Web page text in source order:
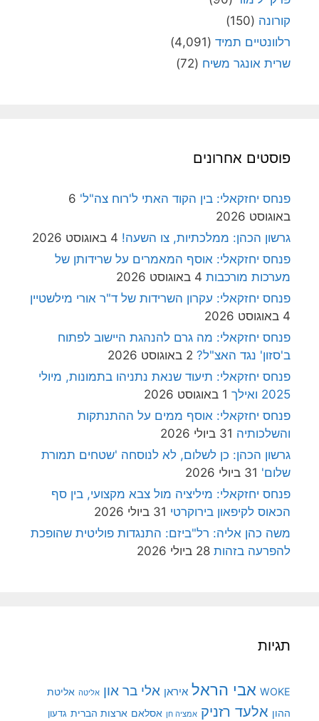
קורונה (150)
רלוונטיים תמיד (4,091)
שרית אונגר משיח (72)
פוסטים אחרונים
פנחס יחזקאלי: בין הקוד האתי ל'רוח צה"ל' 6
באוגוסט 2026
גרשון הכהן: ממלכתיות, צו השעה! 4 באוגוסט 2026
פנחס יחזקאלי: אוסף המאמרים על שרידותן של
מערכות מורכבות 4 באוגוסט 2026
פנחס יחזקאלי: עקרון השרידות של ד"ר אורי מילשטיין
4 באוגוסט 2026
פנחס יחזקאלי: מה גרם להנהגת היישוב לפתוח
ב'סזון' נגד האצ"ל? 2 באוגוסט 2026
פנחס יחזקאלי: תיעוד שנאת נתניהו בתמונות, מיולי
2025 ואילך
1 באוגוסט 2026
פנחס יחזקאלי: אוסף ממים על ההתנתקות
והשלכותיה 31 ביולי 2026
גרשון הכהן: כן לשלום, לא לנוסחה 'שטחים תמורת
שלום' 31 ביולי 2026
פנחס יחזקאלי: מיליציה מול צבא מקצועי, בין סף
הכאוס לקיפאון בירוקרטי 31 ביולי 2026
משה כהן אליה: רל"ביזם: התנגדות פוליטית שהופכת
להפרעה בזהות 28 ביולי 2026
תגיות
WOKE אבי הראל איראן אלי בר און אליטה אליטת
ההון אלעד רזניק אמציה חן אסלאם ארצות הברית גדעון